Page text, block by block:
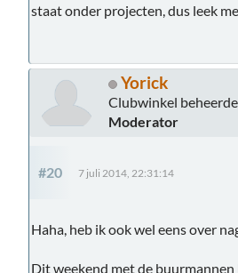
staat onder projecten, dus leek
Yorick
Clubwinkel
Moderator
#20 7 juli 2014, 22:31:14
Haha, heb ik ook wel eens over
Dit weekend met de